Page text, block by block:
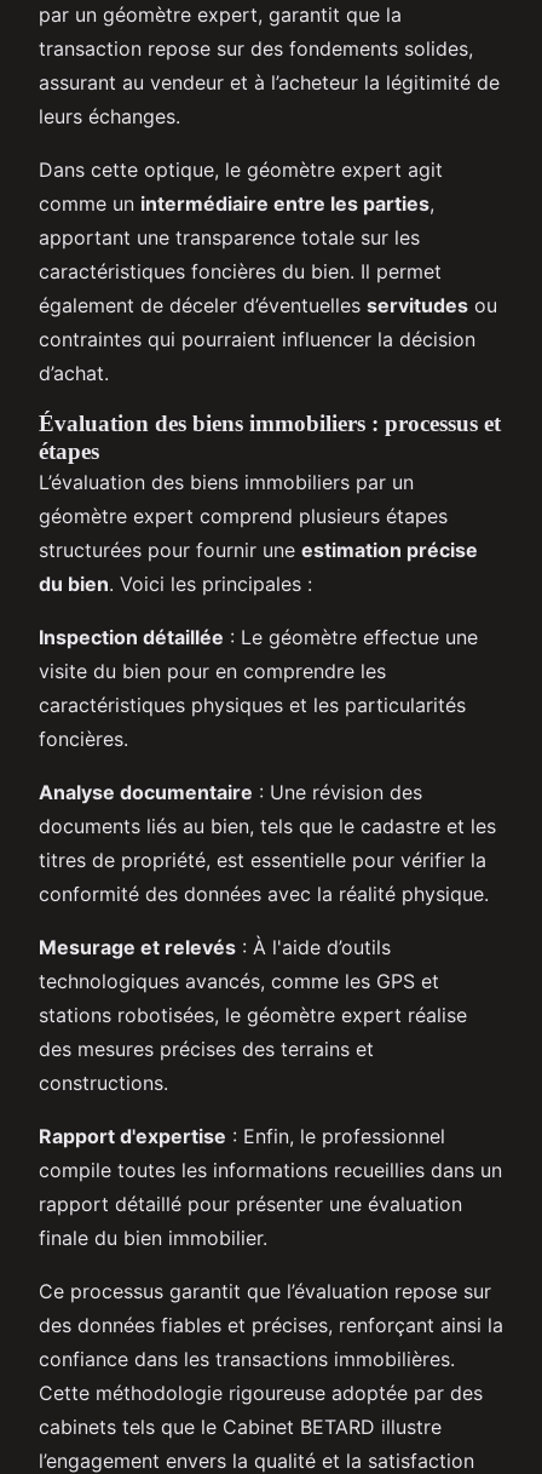
par un géomètre expert, garantit que la
transaction repose sur des fondements solides,
assurant au vendeur et à l’acheteur la légitimité de
leurs échanges.
Dans cette optique, le géomètre expert agit
comme un intermédiaire entre les parties,
apportant une transparence totale sur les
caractéristiques foncières du bien. Il permet
également de déceler d’éventuelles servitudes ou
contraintes qui pourraient influencer la décision
d’achat.
Évaluation des biens immobiliers : processus et
étapes
L’évaluation des biens immobiliers par un
géomètre expert comprend plusieurs étapes
structurées pour fournir une estimation précise
du bien. Voici les principales :
Inspection détaillée : Le géomètre effectue une
visite du bien pour en comprendre les
caractéristiques physiques et les particularités
foncières.
Analyse documentaire : Une révision des
documents liés au bien, tels que le cadastre et les
titres de propriété, est essentielle pour vérifier la
conformité des données avec la réalité physique.
Mesurage et relevés : À l'aide d’outils
technologiques avancés, comme les GPS et
stations robotisées, le géomètre expert réalise
des mesures précises des terrains et
constructions.
Rapport d'expertise : Enfin, le professionnel
compile toutes les informations recueillies dans un
rapport détaillé pour présenter une évaluation
finale du bien immobilier.
Ce processus garantit que l’évaluation repose sur
des données fiables et précises, renforçant ainsi la
confiance dans les transactions immobilières.
Cette méthodologie rigoureuse adoptée par des
cabinets tels que le Cabinet BETARD illustre
l’engagement envers la qualité et la satisfaction